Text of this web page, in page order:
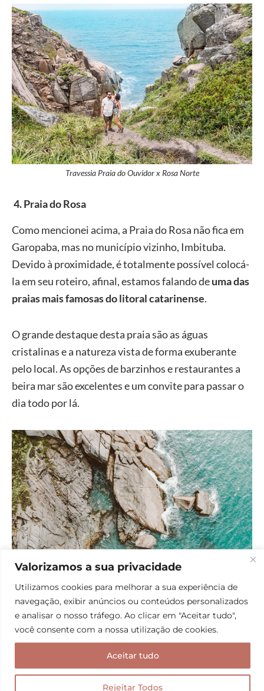
Valorizamos a sua privacidade
Utilizamos cookies para melhorar a sua experiência de
navegação, exibir anúncios ou conteúdos personalizados
e analisar o nosso tráfego. Ao clicar em "Aceitar tudo",
você consente com a nossa utilização de cookies.
Rejeitar Todos
Aceitar tudo
Travessia Praia do Ouvidor x Rosa Norte
4.Praia do Rosa
Como mencionei acima, a Praia do Rosa não fica em
Garopaba, mas no município vizinho, Imbituba.
Devido à proximidade, é totalmente possível colocá-
la em seu roteiro, afinal, estamos falando deuma das
praias mais famosas do litoral catarinense.
O grande destaque desta praia são as águas
cristalinas e a natureza vista de forma exuberante
pelo local. As opções de barzinhos e restaurantes a
beira mar são excelentes e um convite para passar o
dia todo por lá.
As piscinas naturais da Rosa Sul são imperdíveis!
Vale conferir:Meu roteiro de 2 dias em Imbituba,
de se inscrever no Canal =)